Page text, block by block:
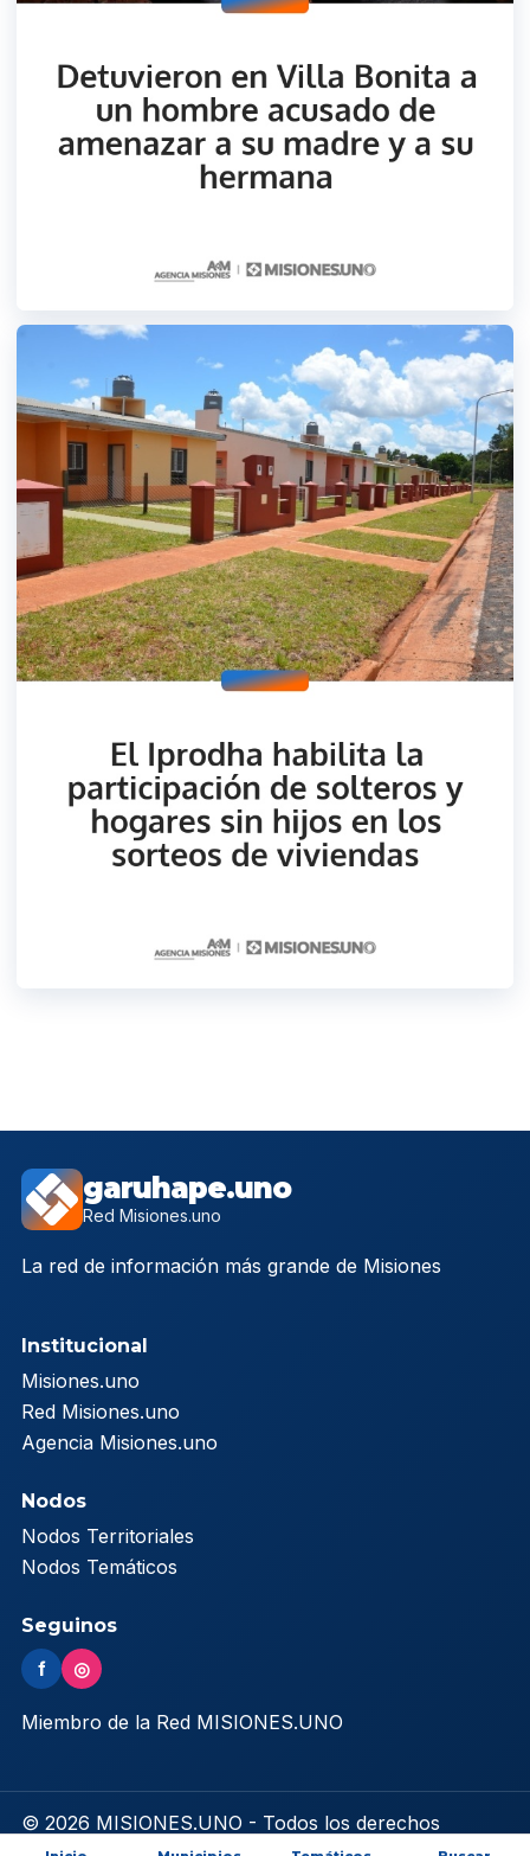
garuhape.uno
Red Misiones.uno
La red de información más grande de Misiones
Institucional
Misiones.uno
Red Misiones.uno
Agencia Misiones.uno
Nodos
Nodos Territoriales
Nodos Temáticos
Seguinos
f ◎
Miembro de la Red MISIONES.UNO
© 2026 MISIONES.UNO - Todos los derechos
reservados